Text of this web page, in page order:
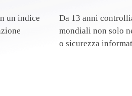
un indice
Da 13 anni
mondiali non solo
o sicurezza